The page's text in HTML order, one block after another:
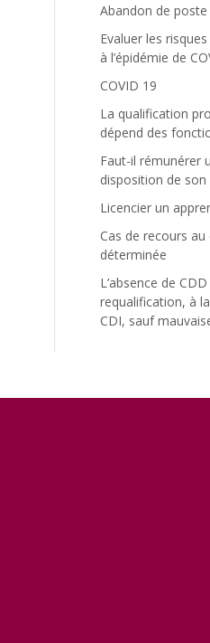
Abandon de
Evaluer les
à l’épidémie de
COVID 19
La qualification
dépend des
Faut-il rémunérer
disposition de son
Licencier un
Cas de recours
déterminée
L’absence de
requalification, à
CDI, sauf